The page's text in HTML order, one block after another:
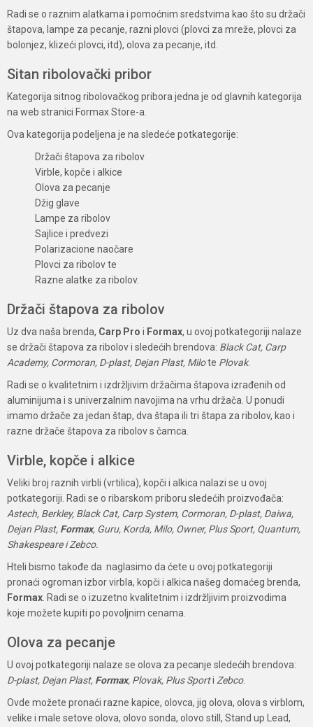
Radi se o raznim alatkama i pomoćnim sredstvima kao što su držači
štapova, lampe za pecanje, razni plovci (plovci za mreže, plovci za
bolonjez, klizeći plovci, itd), olova za pecanje, itd.
Sitan ribolovački pribor
Kategorija sitnog ribolovačkog pribora jedna je od glavnih kategorija
na web stranici Formax Store-a.
Ova kategorija podeljena je na sledeće potkategorije:
Držači štapova za ribolov
Virble, kopče i alkice
Olova za pecanje
Džig glave
Lampe za ribolov
Sajlice i predvezi
Polarizacione naočare
Plovci za ribolov te
Razne alatke za ribolov.
Držači štapova za ribolov
Uz dva naša brenda, Carp Pro i Formax, u ovoj potkategoriji nalaze
se držači štapova za ribolov i sledećih brendova: Black Cat, Carp
Academy, Cormoran, D-plast, Dejan Plast, Milote Plovak.
Radi se o kvalitetnim i izdržljivim držačima štapova izrađenih od
aluminijuma i s univerzalnim navojima na vrhu držača. U ponudi
imamo držače za jedan štap, dva štapa ili tri štapa za ribolov, kao i
razne držače štapova za ribolov s čamca.
Virble, kopče i alkice
Veliki broj raznih virbli (vrtilica), kopči i alkica nalazi se u ovoj
potkategoriji. Radi se o ribarskom priboru sledećih proizvođača:
Astech, Berkley, Black Cat, Carp System, Cormoran, D-plast, Daiwa,
Dejan Plast, Formax, Guru, Korda, Milo, Owner, Plus Sport, Quantum,
Shakespeare i Zebco.
Hteli bismo takođe da naglasimo da ćete u ovoj potkategoriji
pronaći ogroman izbor virbla, kopči i alkica našeg domaćeg brenda,
Formax . Radi se o izuzetno kvalitetnim i izdržljivim proizvodima
koje možete kupiti po povoljnim cenama.
Olova za pecanje
U ovoj potkategoriji nalaze se olova za pecanje sledećih brendova:
D-plast, Dejan Plast, Formax, Plovak, Plus Sporti Zebco.
Ovde možete pronaći razne kapice, olovca, jig olova, olova s virblom,
velike i male setove olova, olovo sonda, olovo still, Stand up Lead,